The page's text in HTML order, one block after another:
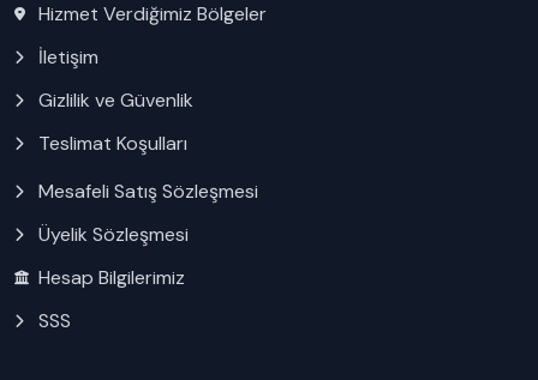
Hizmet Verdiğimiz Bölgeler
İletişim
Gizlilik ve Güvenlik
Teslimat Koşulları
Mesafeli Satış Sözleşmesi
Üyelik Sözleşmesi
Hesap Bilgilerimiz
SSS